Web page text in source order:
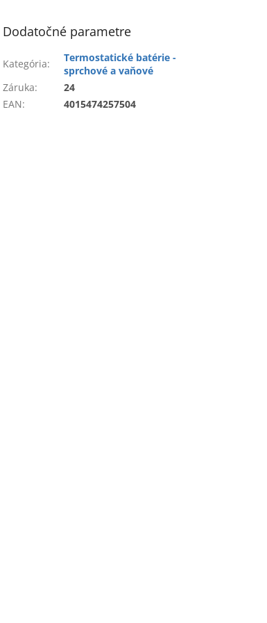
Dodatočné parametre
Kategória:
Termostatické batérie -
sprchové a vaňové
Záruka:
24
EAN: 4015474257504